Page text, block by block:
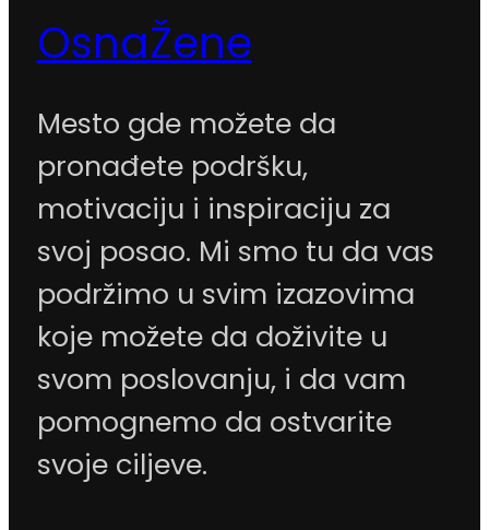
OsnaŽene
Mesto gde možete da
pronađete podršku,
motivaciju i inspiraciju za
svoj posao. Mi smo tu da vas
podržimo u svim izazovima
koje možete da doživite u
svom poslovanju, i da vam
pomognemo da ostvarite
svoje ciljeve.